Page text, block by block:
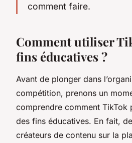
comment faire.
Comment utiliser
fins éducatives ?
Avant de plonger dans
compétition, prenons un
comprendre comment TikTok
des fins éducatives. En fait,
créateurs de contenu sur la